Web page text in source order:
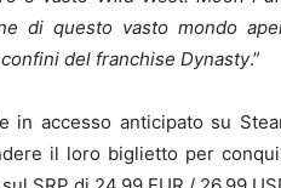
di questo vasto mondo
del franchise Dynasty.”
in accesso anticipato su
il loro biglietto per